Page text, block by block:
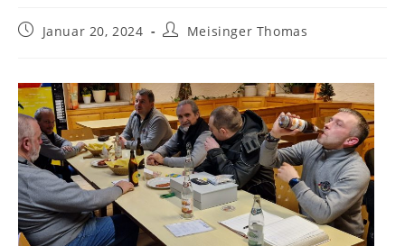
BeitragJanuar 20, 2024
Beitrags-
Meisinger Thomas